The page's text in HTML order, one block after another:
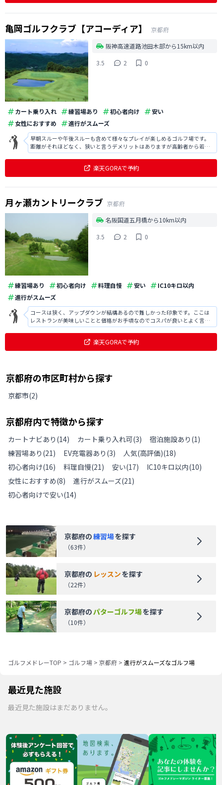
亀岡ゴルフクラブ【アコーディア】
京都府
阪神高速道路池田木部から15km以内
3.5
2 0
カート乗り入れ 練習場あり 初心者向け
安い
女性におすすめ
進行がスムーズ
早朝スルーや午後スルーも含めて様々なプレイが楽しめるゴルフ場です。
距離がそれほどなく、狭いと言うデメリットはありますが高齢者から若い
方まで本当に多くの方が楽しめるゴルフ場だと思います。冬場は凍ること
楽天GORAで予約
月ヶ瀬カントリークラブ 京都府
名阪国道五月橋から10km以内
3.5
2 0
練習場あり 初心者向け 料理自慢 安い
IC10キロ以内
進行がスムーズ
コースは狭く、アップダウンが結構あるので難しかった印象です。ここは
レストランが美味しいことと価格がお手頃なのでコスパが良いとよく言わ
れていますね。真冬で霜がおりてカチコチでしたが、それでも混み混みの
楽天GORAで予約
京都府の市区町村から探す
京都市(2)
京都府内で特徴から探す
カートナビあり (14) カート乗り入れ可(3) 宿泊施設あり (1)
練習場あり (21) EV充電器あり (3) 人気(高評価)(18)
初心者向け(16) 料理自慢(21) 安い(17) IC10キロ以内(10)
女性におすすめ(8) 進行がスムーズ(21)
初心者向けで安い(14)
京都府の練習場を探す
（63件）
京都府の レッスンを探す
（22件）
京都府の パターゴルフ場を探す
（10件）
ゴルフメドレーTOP > ゴルフ場 > 京都府 > 進行がスムーズなゴルフ場
最近見た施設
最近見た施設はまだありません。